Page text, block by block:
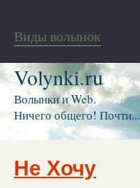
Виды волынок
Volynki.ru
Волынки и Web.
Ничего общего! Почти...
Не Хочу